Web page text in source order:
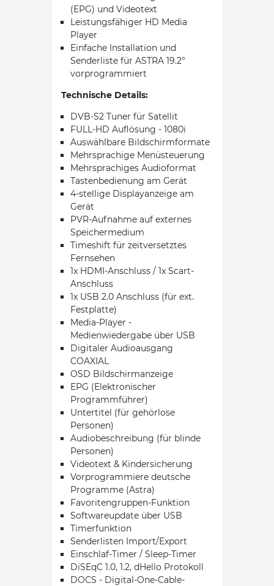
(EPG) und Videotext
Leistungsfähiger HD Media
Player
Einfache Installation und
Senderliste für ASTRA 19.2°
vorprogrammiert
Technische Details:
DVB-S2 Tuner für Satellit
FULL-HD Auflösung - 1080i
Auswählbare Bildschirmformate
Mehrsprachige Menüsteuerung
Mehrsprachiges Audioformat
Tastenbedienung am Gerät
4-stellige Displayanzeige am
Gerät
PVR-Aufnahme auf externes
Speichermedium
Timeshift für zeitversetztes
Fernsehen
1x HDMI-Anschluss / 1x Scart-
Anschluss
1x USB 2.0 Anschluss (für ext.
Festplatte)
Media-Player -
Medienwiedergabe über USB
Digitaler Audioausgang
COAXIAL
OSD Bildschirmanzeige
EPG (Elektronischer
Programmführer)
Untertitel (für gehörlose
Personen)
Audiobeschreibung (für blinde
Personen)
Videotext & Kindersicherung
Vorprogrammiere deutsche
Programme (Astra)
Favoritengruppen-Funktion
Softwareupdate über USB
Timerfunktion
Senderlisten Import/Export
Einschlaf-Timer / Sleep-Timer
DiSEqC 1.0, 1.2, dHello Protokoll
DOCS - Digital-One-Cable-